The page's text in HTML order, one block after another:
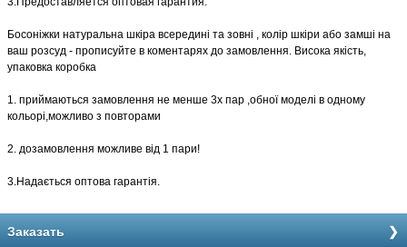
Босоніжки натуральна шкіра всередині та зовні , колір шкіри або замші на
ваш розсуд - прописуйте в коментарях до замовлення. Висока якість,
упаковка коробка
1. приймаються замовлення не менше 3х пар ,обної моделі в одному
кольорі,можливо з повторами
2. дозамовлення можливе від 1 пари!
3.Надається оптова гарантія.
Заказать